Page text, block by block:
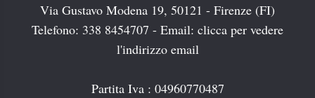
Via Gustavo Modena 19, 50121 - Firenze (FI)
Telefono: 338 8454707 - Email: clicca per vedere
l'indirizzo email
Partita Iva : 04960770487